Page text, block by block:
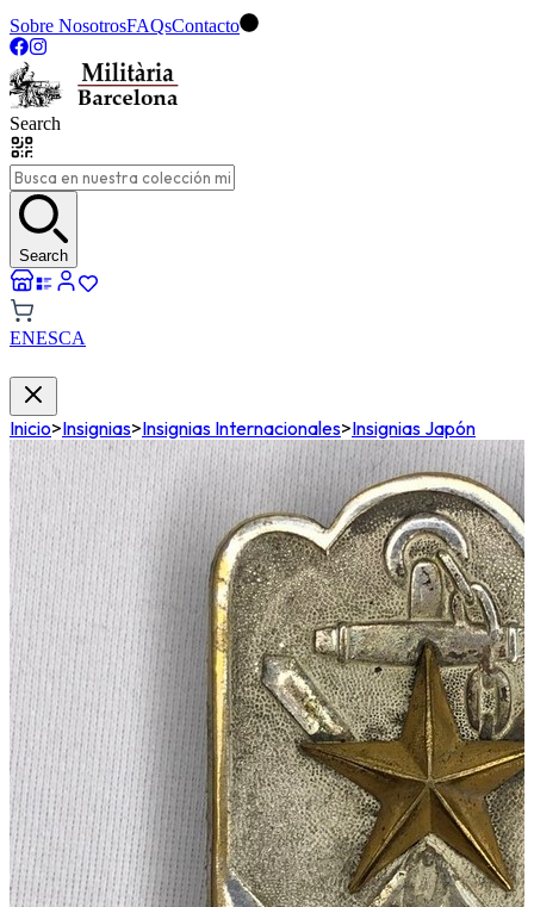
Sobre NosotrosFAQsContacto
Search
Search
ENESCA
Inicio>Insignias>Insignias Internacionales>Insignias Japón